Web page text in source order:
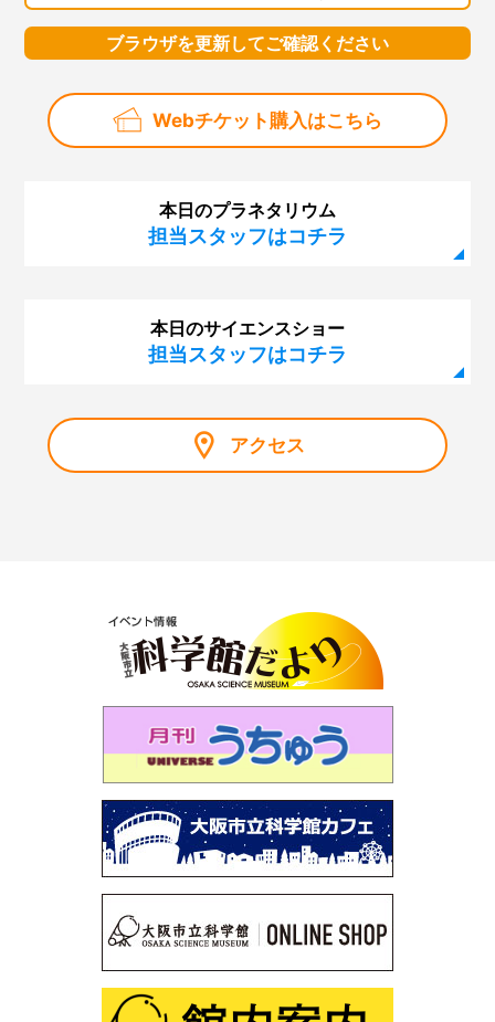
ブラウザを更新してご確認ください
Webチケット購入はこちら
本日のプラネタリウム
担当スタッフはコチラ
本日のサイエンスショー
担当スタッフはコチラ
アクセス